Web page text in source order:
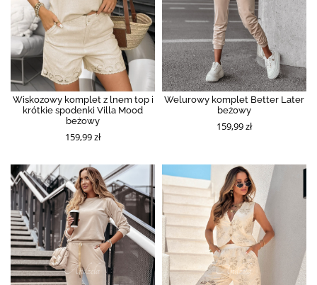
Wiskozowy komplet z lnem top i
krótkie spodenki Villa Mood
beżowy
159,99 zł
Welurowy komplet Better Later
beżowy
159,99 zł